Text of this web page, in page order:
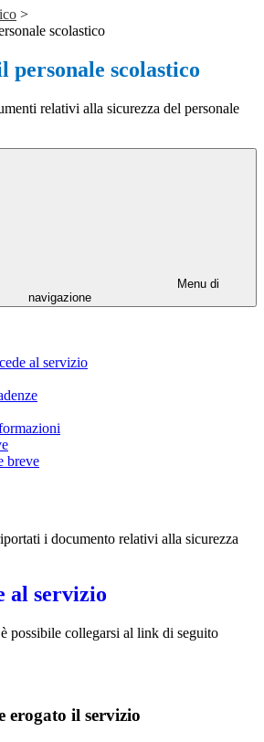
>
scolastico
personale scolastico
relativi alla sicurezza del personale
Menu di
navigazione
al servizio
breve
i documento relativi alla sicurezza
al servizio
possibile collegarsi al link di seguito
erogato il servizio